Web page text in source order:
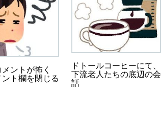
ントが怖く
ト欄を閉じる
ドトールコーヒーにて、
下流老人たちの底辺の会
話